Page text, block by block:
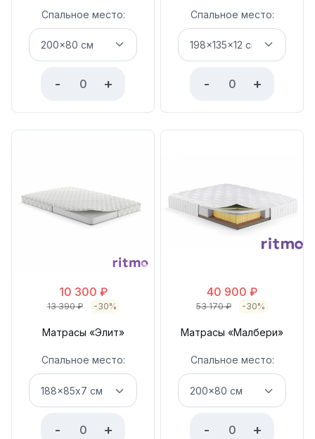
Спальное место:
- +
Спальное место:
- +
10 300 ₽
13 390₽ -30%
Матрасы «Элит»
Спальное место:
- +
40 900 ₽
53 170₽ -30%
Матрасы «Малбери»
Спальное место:
- +